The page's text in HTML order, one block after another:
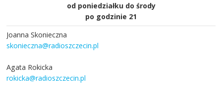
od poniedziałku do środy
po godzinie 21
Joanna Skonieczna
skonieczna@radioszczecin.pl
Agata Rokicka
rokicka@radioszczecin.pl